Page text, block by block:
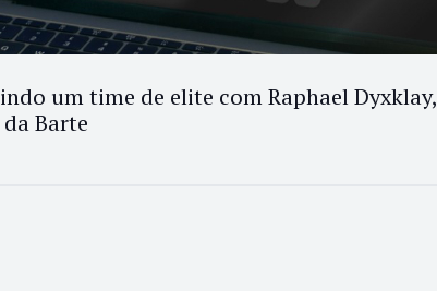
um time de elite com Raphael Dyxklay,
Barte